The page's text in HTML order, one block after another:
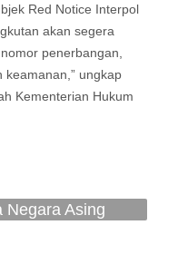
Red Notice Interpol
akan segera
penerbangan,
ungkap
Kementerian Hukum
Negara Asing